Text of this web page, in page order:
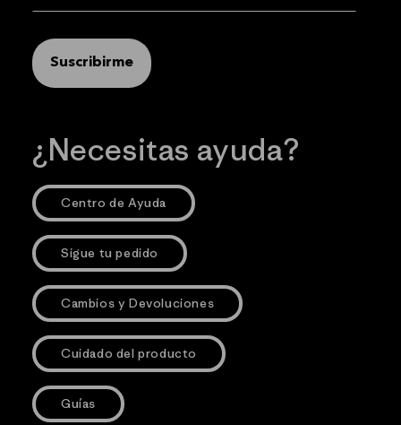
Suscribirme
¿Necesitas ayuda?
Centro de Ayuda
Sigue tu pedido
Cambios y Devoluciones
Cuidado del producto
Guías